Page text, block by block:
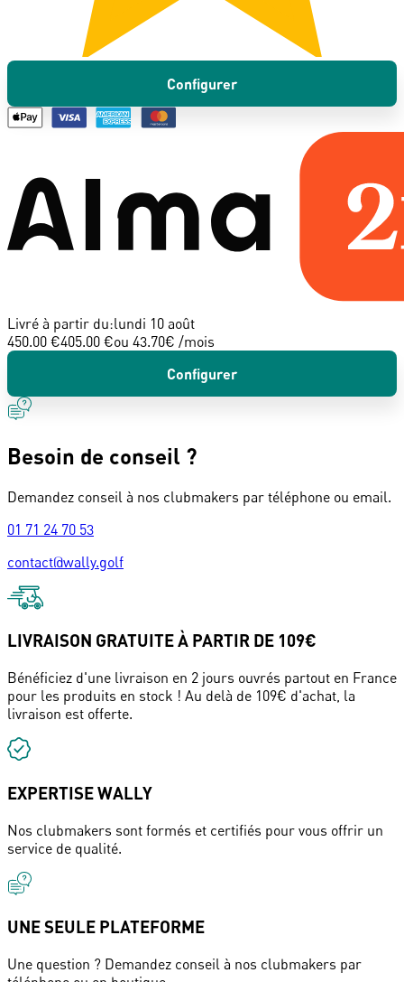
Configurer
Livré à partir du:lundi 10 août
450.00 €405.00 €ou 43.70€ /mois
Configurer
Besoin de conseil ?
Demandez conseil à nos clubmakers par téléphone ou email.
01 71 24 70 53
contact@wally.golf
LIVRAISON GRATUITE À PARTIR DE 109€
Bénéficiez d'une livraison en 2 jours ouvrés partout en France
pour les produits en stock ! Au delà de 109€ d'achat, la
livraison est offerte.
EXPERTISE WALLY
Nos clubmakers sont formés et certifiés pour vous offrir un
service de qualité.
UNE SEULE PLATEFORME
Une question ? Demandez conseil à nos clubmakers par